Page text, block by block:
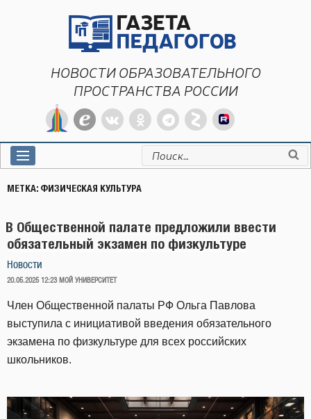
НОВОСТИ ОБРАЗОВАТЕЛЬНОГО
ПРОСТРАНСТВА РОССИИ
Искать:
МЕТКА: ФИЗИЧЕСКАЯ КУЛЬТУРА
В Общественной палате предложили ввести
обязательный экзамен по физкультуре
Новости
ОПУБЛИКОВАНО
20.05.2025 12:23 МОЙ УНИВЕРСИТЕТ
Член Общественной палаты РФ Ольга Павлова
выступила с инициативой введения обязательного
экзамена по физкультуре для всех российских
школьников.